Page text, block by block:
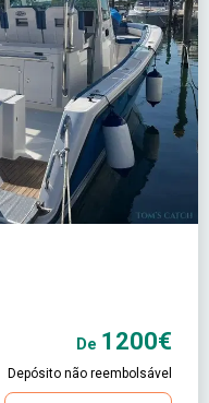
De 1200€
Depósito não reembolsável